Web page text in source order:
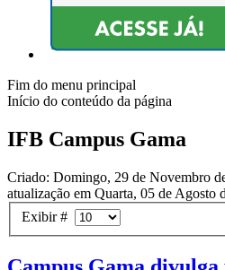
Fim do menu principal
Início do conteúdo da página
IFB Campus Gama
Criado: Domingo, 29 de Novembro
atualização em Quarta, 05 de Agosto
Exibir #